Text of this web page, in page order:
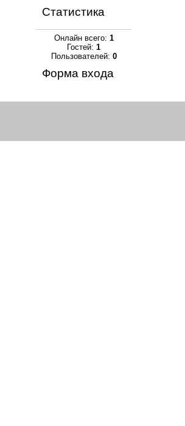
Статистика
Онлайн всего: 1
Гостей: 1
Пользователей: 0
Форма входа